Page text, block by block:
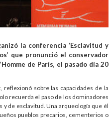
la conferencia ‘Esclavitud y
que pronunció el conservador
de París, el pasado día 20
, reflexionó sobre las capacidades de la
recuerda el paso de los dominadores
de esclavitud. Una arqueología que él
pueblos precarios, cementerios o